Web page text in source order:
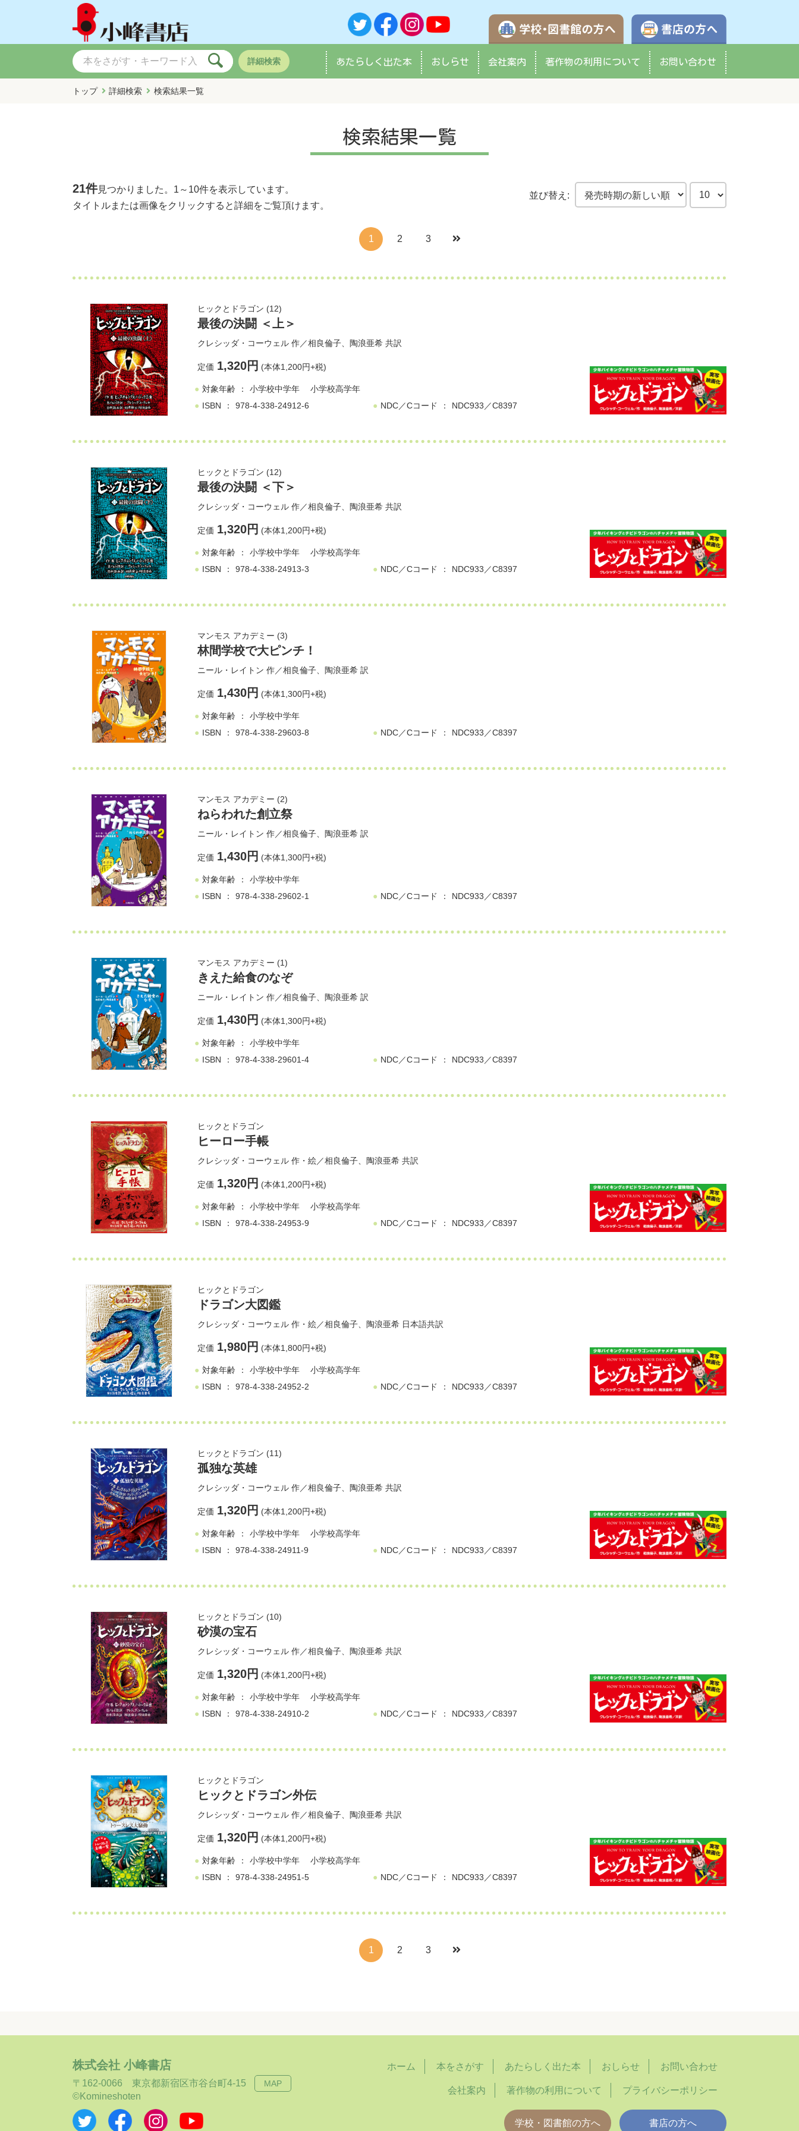
学校・図書館の方へ
詳細検索 あたらしく 出た本 おしらせ 会社案内 著作物の利用について お問い合わせ
トップ 詳細検索 検索結果一覧
検索結果一覧
21件見つかりました。 1～10件を表示しています。
タイトルまたは画像をクリックすると詳細をご覧頂けます。
並び替え:
1 2 3
ヒックとドラゴン (12)
最後の決闘 ＜上＞
クレシッダ・コーウェル 作／相良倫子 陶浪亜希 共訳
定価 1,320円 (本体1,200円+税)
対象年齢 小学校中学年
小学校高学年
ISBN
978-4-338-24912-6 NDC／Cコード NDC933／C8397
ヒックとドラゴン (12)
最後の決闘 ＜下＞
クレシッダ・コーウェル 作／相良倫子 陶浪亜希 共訳
定価 1,320円 (本体1,200円+税)
対象年齢 小学校中学年
小学校高学年
ISBN
978-4-338-24913-3 NDC／Cコード NDC933／C8397
マンモス アカデミー (3)
林間学校で大ピンチ！
ニール・レイトン 作／相良倫子 陶浪亜希 訳
定価 1,430円 (本体1,300円+税)
対象年齢
小学校中学年
ISBN
978-4-338-29603-8 NDC／Cコード NDC933／C8397
マンモス アカデミー (2)
ねらわれた創立祭
ニール・レイトン 作／相良倫子 陶浪亜希 訳
定価 1,430円 (本体1,300円+税)
対象年齢
小学校中学年
ISBN
978-4-338-29602-1 NDC／Cコード NDC933／C8397
マンモス アカデミー (1)
きえた給食のなぞ
ニール・レイトン 作／相良倫子 陶浪亜希 訳
定価 1,430円 (本体1,300円+税)
対象年齢
小学校中学年
ISBN
978-4-338-29601-4 NDC／Cコード NDC933／C8397
ヒックとドラゴン
ヒーロー手帳
クレシッダ・コーウェル 作・絵／相良倫子 陶浪亜希 共訳
定価 1,320円 (本体1,200円+税)
対象年齢 小学校中学年
小学校高学年
ISBN
978-4-338-24953-9 NDC／Cコード NDC933／C8397
ヒックとドラゴン
ドラゴン大図鑑
クレシッダ・コーウェル 作・絵／相良倫子 陶浪亜希 日本語共訳
定価 1,980円 (本体1,800円+税)
対象年齢 小学校中学年
小学校高学年
ISBN
978-4-338-24952-2 NDC／Cコード NDC933／C8397
ヒックとドラゴン (11)
孤独な英雄
クレシッダ・コーウェル 作／相良倫子 陶浪亜希 共訳
定価 1,320円 (本体1,200円+税)
対象年齢 小学校中学年
小学校高学年
ISBN
978-4-338-24911-9 NDC／Cコード NDC933／C8397
ヒックとドラゴン (10)
砂漠の宝石
クレシッダ・コーウェル 作／相良倫子 陶浪亜希 共訳
定価 1,320円 (本体1,200円+税)
対象年齢 小学校中学年
小学校高学年
ISBN
978-4-338-24910-2 NDC／Cコード NDC933／C8397
ヒックとドラゴン
ヒックとドラゴン外伝
クレシッダ・コーウェル 作／相良倫子 陶浪亜希 共訳
定価 1,320円 (本体1,200円+税)
対象年齢 小学校中学年
小学校高学年
ISBN
978-4-338-24951-5 NDC／Cコード NDC933／C8397
1 2 3
株式会社 小峰書店
〒162-0066 東京都新宿区市谷台町4-15 MAP
©Komineshoten
ホーム 本をさがす あたらしく出た本 おしらせ お問い合わせ
会社案内 著作物の利用について プライバシーポリシー
学校・図書館の方へ 書店の方へ